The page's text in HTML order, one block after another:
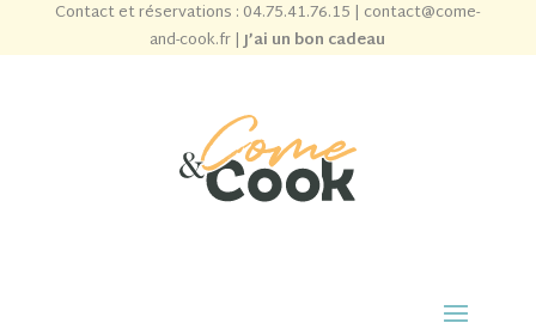
Contact et réservations : 04.75.41.76.15 | contact@come-
and-cook.fr|J’ai un bon cadeau